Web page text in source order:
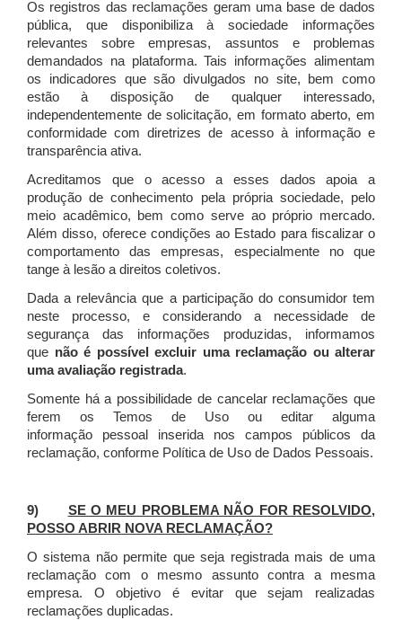
Os registros das reclamações geram uma base de dados
pública, que disponibiliza à sociedade informações
relevantes sobre empresas, assuntos e problemas
demandados na plataforma. Tais informações alimentam
os indicadores que são divulgados no site, bem como
estão à disposição de qualquer interessado,
independentemente de solicitação, em formato aberto, em
conformidade com diretrizes de acesso à informação e
transparência ativa.
Acreditamos que o acesso a esses dados apoia a
produção de conhecimento pela própria sociedade, pelo
meio acadêmico, bem como serve ao próprio mercado.
Além disso, oferece condições ao Estado para fiscalizar o
comportamento das empresas, especialmente no que
tange à lesão a direitos coletivos.
Dada a relevância que a participação do consumidor tem
neste processo, e considerando a necessidade de
segurança das informações produzidas, informamos
que não é possível excluir uma reclamação ou alterar
uma avaliação registrada.
Somente há a possibilidade de cancelar reclamações que
ferem os Temos de Uso ou editar alguma
informação pessoal inserida nos campos públicos da
reclamação, conforme Política de Uso de Dados Pessoais.
9) SE O MEU PROBLEMA NÃO FOR RESOLVIDO,
POSSO ABRIR NOVA RECLAMAÇÃO?
O sistema não permite que seja registrada mais de uma
reclamação com o mesmo assunto contra a mesma
empresa. O objetivo é evitar que sejam realizadas
reclamações duplicadas.